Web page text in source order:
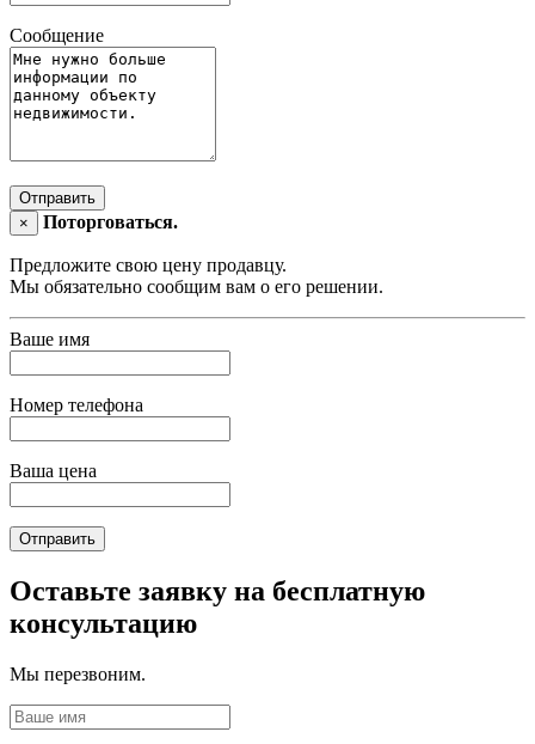
Сообщение
Отправить
×
Поторговаться.
Предложите свою цену продавцу.
Мы обязательно сообщим вам о его решении.
Ваше имя
Номер телефона
Ваша цена
Отправить
Оставьте заявку на бесплатную
консультацию
Мы перезвоним.